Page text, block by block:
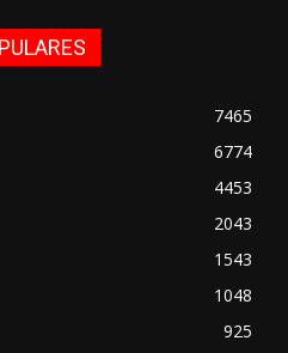
7465
6774
4453
2043
1543
1048
925